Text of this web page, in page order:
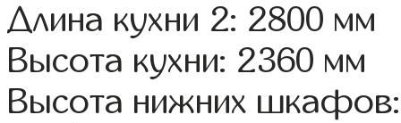
Длина кухни 2: 2800 мм
Высота кухни: 2360 мм
Высота нижних